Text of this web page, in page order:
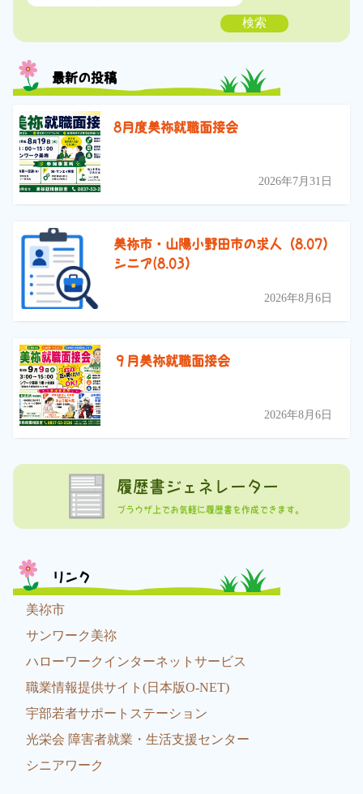
検索
最新の投稿
8月度美祢就職面接会
2026年7月31日
美祢市・山陽小野田市の求人（8.07）
シニア(8.03）
2026年8月6日
９月美祢就職面接会
2026年8月6日
履歴書ジェネレーター
ブラウザ上でお気軽に履歴書を作成できます。
リンク
美祢市
サンワーク美祢
ハローワークインターネットサービス
職業情報提供サイト(日本版O-NET)
宇部若者サポートステーション
光栄会 障害者就業・生活支援センター
シニアワーク